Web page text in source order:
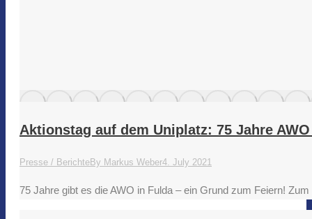
Aktionstag auf dem Uniplatz: 75 Jahre
Presse / BerichteBy Markus Weber4. July 2021
75 Jahre gibt es die AWO in Fulda – ein Grund zum Feiern!